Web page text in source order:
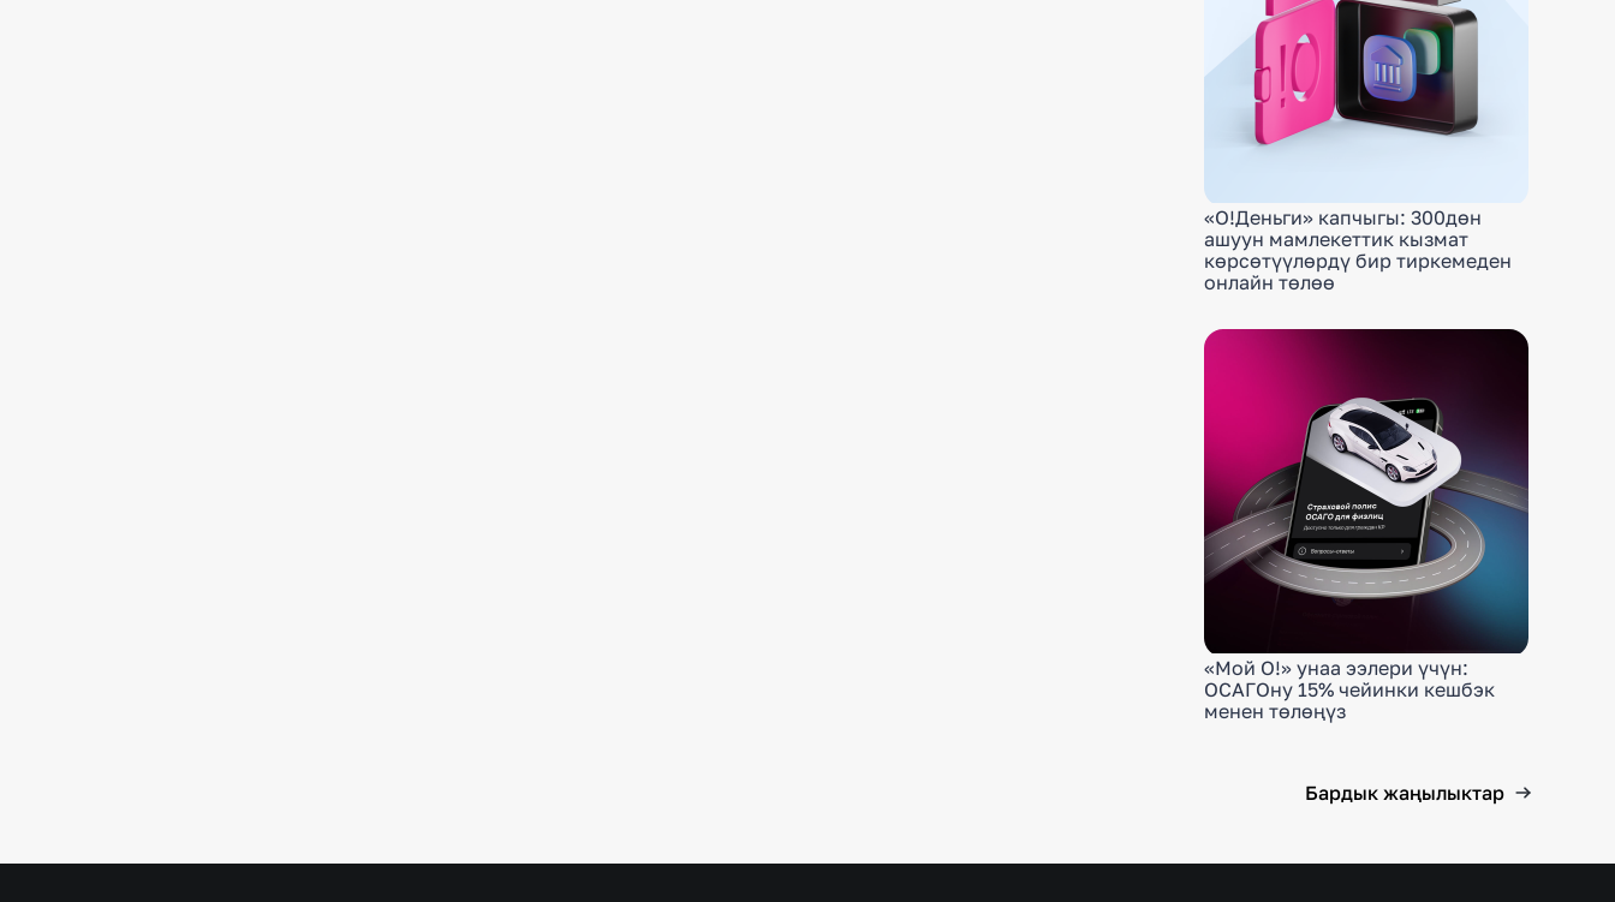
«О!Деньги» капчыгы: 300дөн
ашуун мамлекеттик кызмат
көрсөтүүлөрдү бир тиркемеден
онлайн төлөө
«Мой О!» унаа ээлери үчүн:
ОСАГОну 15% чейинки кешбэк
менен төлөңүз
Бардык жаңылыктар